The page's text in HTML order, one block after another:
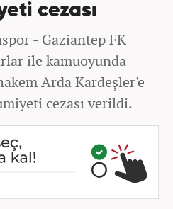
cezası
- Gaziantep FK
ile kamuoyunda
Arda Kardeşler'e
cezası verildi.